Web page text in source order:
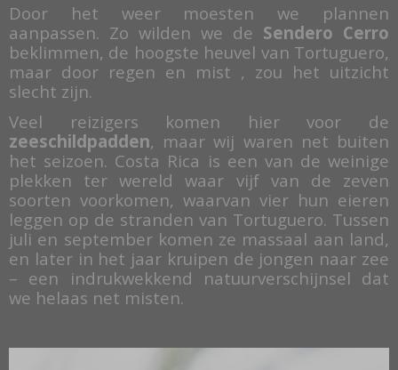
Door het weer moesten we plannen
aanpassen. Zo wilden we de Sendero Cerro
beklimmen, de hoogste heuvel van Tortuguero,
maar door regen en mist , zou het uitzicht
slecht zijn.
Veel reizigers komen hier voor de
zeeschildpadden, maar wij waren net buiten
het seizoen. Costa Rica is een van de weinige
plekken ter wereld waar vijf van de zeven
soorten voorkomen, waarvan vier hun eieren
leggen op de stranden van Tortuguero. Tussen
juli en september komen ze massaal aan land,
en later in het jaar kruipen de jongen naar zee
– een indrukwekkend natuurverschijnsel dat
we helaas net misten.